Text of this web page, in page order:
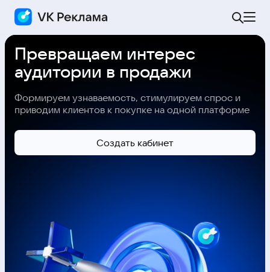
Превращаем интерес
аудитории в продажи
Формируем узнаваемость, стимулируем спрос и
приводим клиентов к покупке на одной платформе
Cоздать кабинет